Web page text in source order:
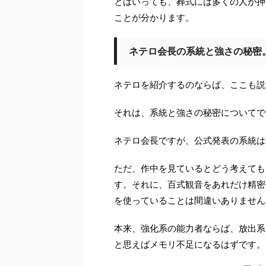
ことが分かります。
ネテロ会長の系統と強さの秘密
ネテロを紹介するのならば、ここも
それは、系統と強さの秘密について
ネテロ会長ですが、公式発表の系統
ただ、作中を見ているとどう考えて
す。それに、百式観音をあれだけ精
を使っていることは間違いありませ
本来、強化系の能力者ならば、放出
と思えばメモリ不足になるはずです。